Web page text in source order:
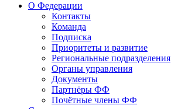
О Федерации
Контакты
Команда
Подписка
Приоритеты и развитие
Региональные подразделения
Органы управления
Документы
Партнёры ФФ
Почётные члены ФФ